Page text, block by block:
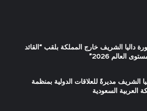
داليا الشريف خارج المملكة بلقب “القائد
العالم 2026”
الشريف مديرةً للعلاقات الدولية بمنظمة